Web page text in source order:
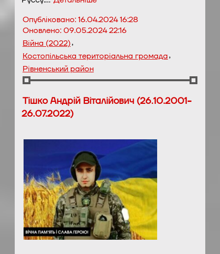
Опубліковано:16.04.2024 16:28
Оновлено:09.05.2024 22:16
Війна (2022),
Костопільська територіальна громада,
Рівненський район
Тішко Андрій Віталійович (26.10.2001-
26.07.2022)